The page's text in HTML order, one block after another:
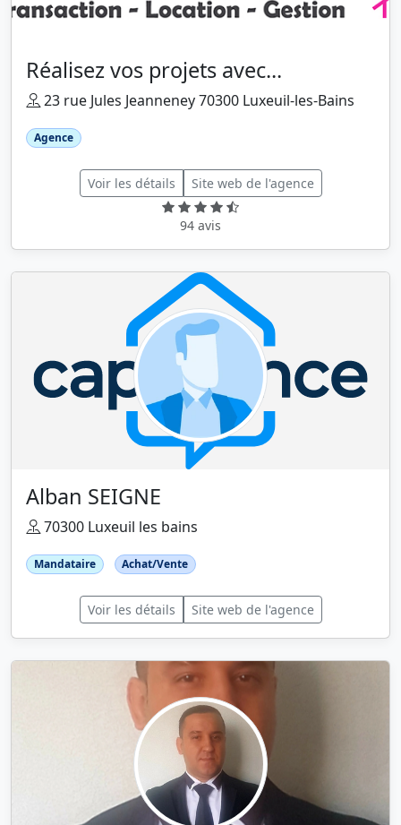
Réalisez vos projets avec...
23 rue Jules Jeanneney 70300 Luxeuil-les-Bains
Agence
Voir les détails Site web de l'agence
94 avis
Alban SEIGNE
70300 Luxeuil les bains
Mandataire Achat/Vente
Voir les détails Site web de l'agence